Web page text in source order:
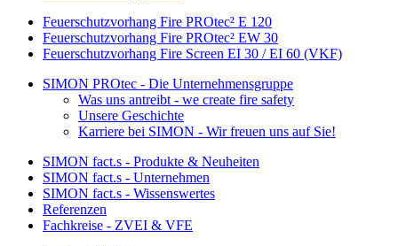
Feuerschutzvorhang Fire PROtec² E 120
Feuerschutzvorhang Fire PROtec² EW 30
Feuerschutzvorhang Fire Screen EI 30 / EI 60 (VKF)
SIMON PROtec - Die Unternehmensgruppe
Was uns antreibt - we create fire safety
Unsere Geschichte
Karriere bei SIMON - Wir freuen uns auf Sie!
SIMON fact.s - Produkte & Neuheiten
SIMON fact.s - Unternehmen
SIMON fact.s - Wissenswertes
Referenzen
Fachkreise - ZVEI & VFE